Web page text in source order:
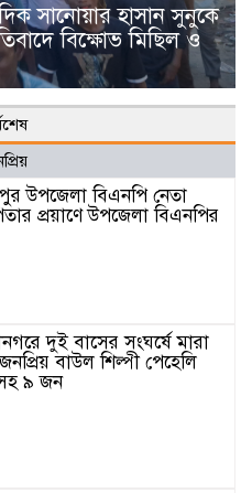
সানোয়ার হাসান সুনুকে
বিক্ষোভ মিছিল ও
উপজেলা বিএনপি নেতা
প্রয়াণে উপজেলা বিএনপির
দুই বাসের সংঘর্ষে মারা
বাউল শিল্পী পেহেলি
৯ জন